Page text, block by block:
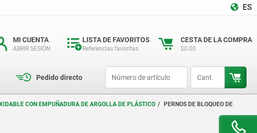
ES
MI CUENTA
ABRIR SESIÓN
LISTA DE FAVORITOS
Referencias favoritas
CESTA DE LA COMPRA
$0.00
Pedido directo
CON EMPUÑADURA DE ARGOLLA DE PLÁSTICO
PERNOS DE BLOQUEO DE